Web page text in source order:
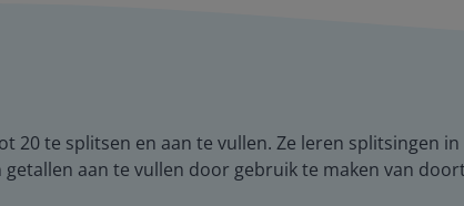
20 te splitsen en aan te vullen. Ze leren splitsingen
getallen aan te vullen door gebruik te maken van